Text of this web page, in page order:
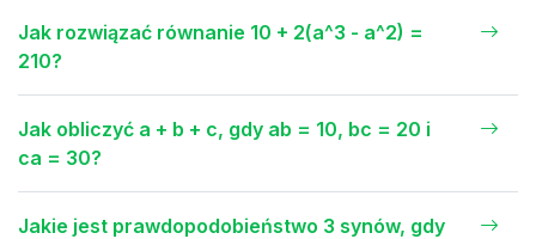
Jak rozwiązać równanie 10 + 2(a^3 - a^2) =
210?
Jak obliczyć a + b + c, gdy ab = 10, bc = 20 i
ca = 30?
Jakie jest prawdopodobieństwo 3 synów, gdy